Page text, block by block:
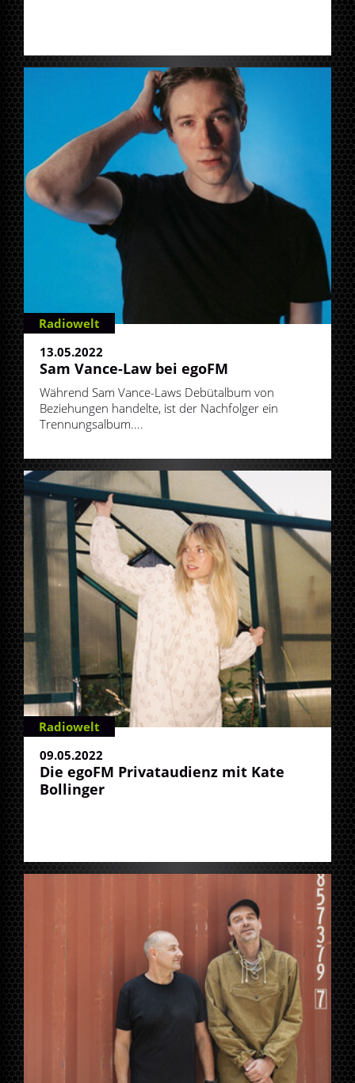
Radiowelt
13.05.2022
Sam Vance-Law bei egoFM
Während Sam Vance-Laws Debütalbum von
Beziehungen handelte, ist der Nachfolger ein
Trennungsalbum....
Radiowelt
09.05.2022
Die egoFM Privataudienz mit Kate
Bollinger